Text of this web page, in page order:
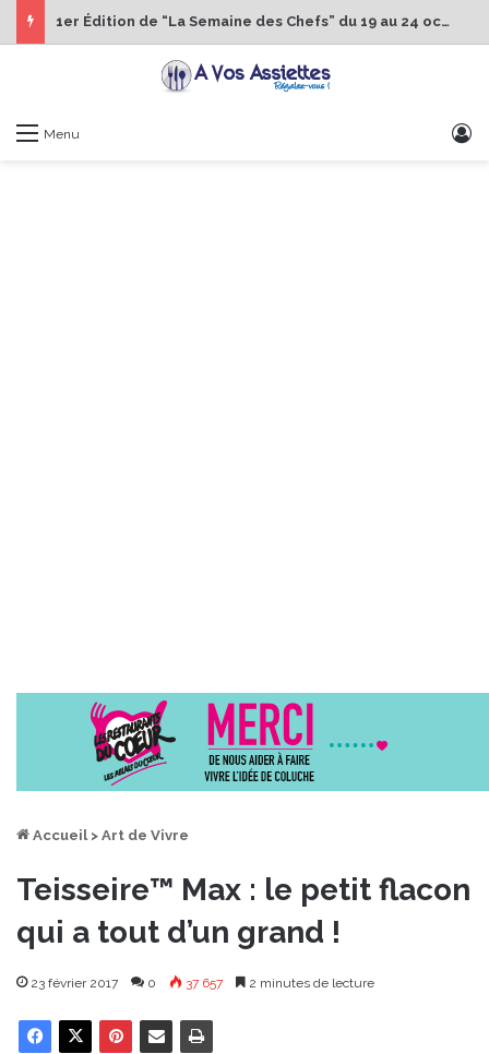
1er Édition de “La Semaine des Chefs” du 19 au 24 octobre 2026
Menu
Accueil > Art de Vivre
Teisseire™ Max : le petit flacon
qui a tout d’un grand !
23 février 2017 0 37 657 2 minutes de lecture